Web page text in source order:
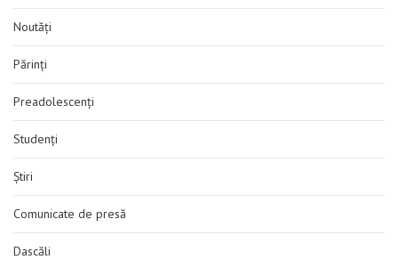
Noutăți
Părinți
Preadolescenți
Studenți
Știri
Comunicate de presă
Dascăli